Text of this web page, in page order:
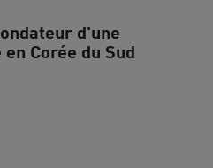
d'une
Corée du Sud